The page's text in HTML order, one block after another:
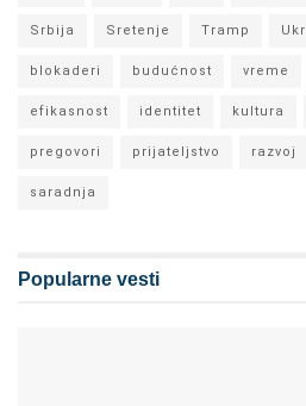
Srbija Sretenje Tramp
blokaderi budućnost vreme
efikasnost identitet kultura
pregovori prijateljstvo razvoj
saradnja
Popularne vesti